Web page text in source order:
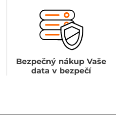
Bezpečný nákup Vaše
data v bezpečí